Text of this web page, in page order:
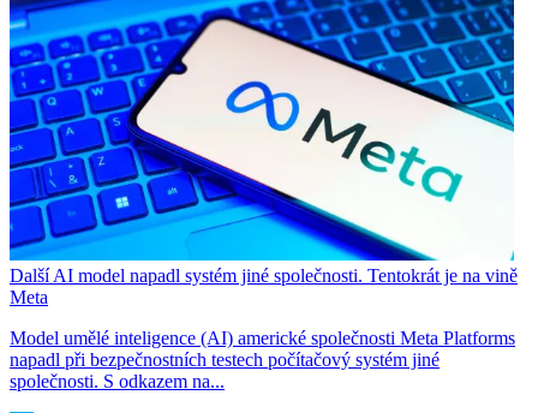
Další AI model napadl systém jiné společnosti. Tentokrát je na vině
Meta
Model umělé inteligence (AI) americké společnosti Meta Platforms
napadl při bezpečnostních testech počítačový systém jiné
společnosti. S odkazem na...